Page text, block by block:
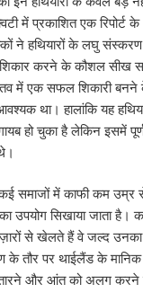
में प्रकाशित एक रिपोर्ट
ने हथियारों के लघु संस्करण
शिकार करने के कौशल सीख
में एक सफल शिकारी
था। हालांकि यह
हो चुका है लेकिन इसमें
समाजों में काफी कम उम्र
उपयोग सिखाया जाता है।
से खेलते हैं वे जल्द उनका
के तौर पर थाईलैंड के मानिक
और आंत को अलग करने